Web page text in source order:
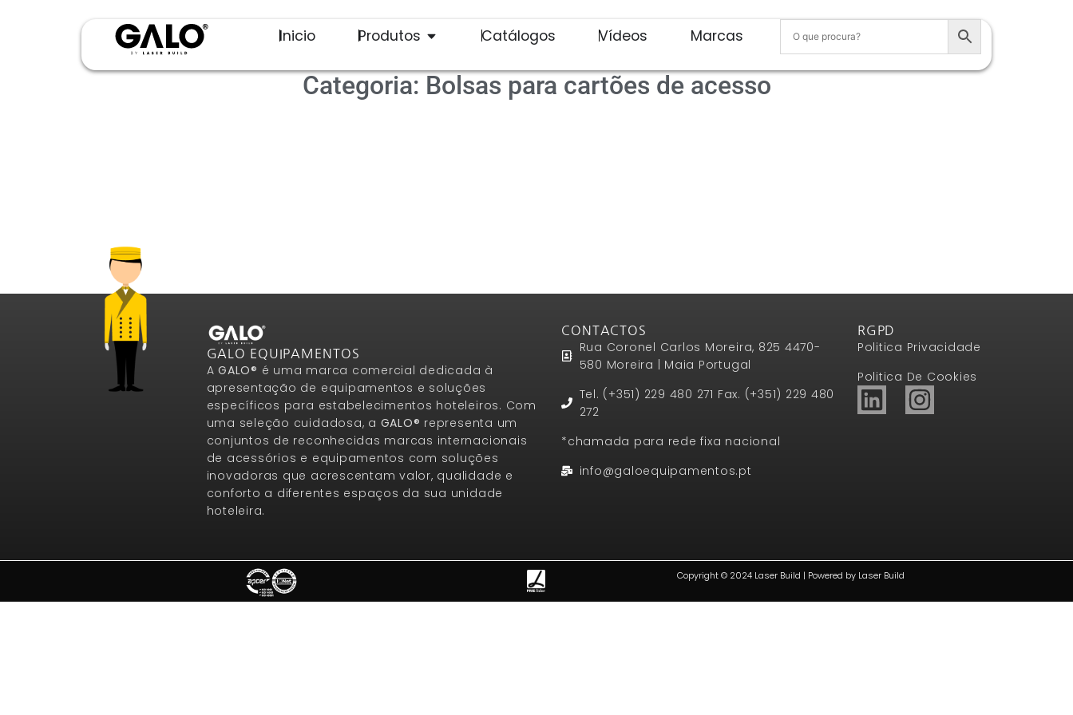
Inicio Produtos Catálogos Vídeos Marcas
Categoria: Bolsas para cartões de acesso
GALO EQUIPAMENTOS
AGALO® é uma marca comercial dedicada à
apresentação de equipamentos e soluções
específicos para estabelecimentos hoteleiros. Com
uma seleção cuidadosa, a GALO® representa um
conjuntos de reconhecidas marcas internacionais
de acessórios e equipamentos com soluções
inovadoras que acrescentam valor, qualidade e
conforto a diferentes espaços da sua unidade
hoteleira.
CONTACTOS
Rua Coronel Carlos Moreira, 825 4470-
580 Moreira | Maia Portugal
Tel. (+351) 229 480 271 Fax. (+351) 229 480
272
*chamada para rede fixa nacional
info@galoequipamentos.pt
RGPD
Politica Privacidade
Politica De Cookies
Copyright © 2024 Laser Build | Powered by Laser Build